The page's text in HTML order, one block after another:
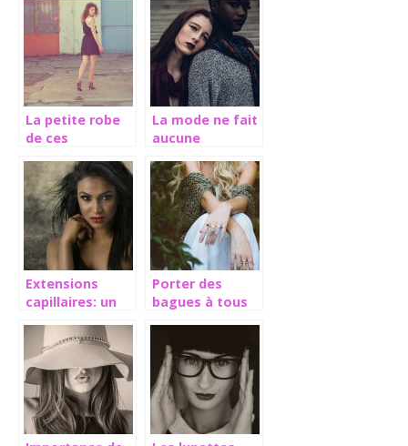
elle pris toute
une autre
envergure ?
La petite robe
de ces
La mode ne fait
aucune
race
Extensions
capillaires: un
pour une
chevelure plus
épaisse
Porter des
bagues à tous